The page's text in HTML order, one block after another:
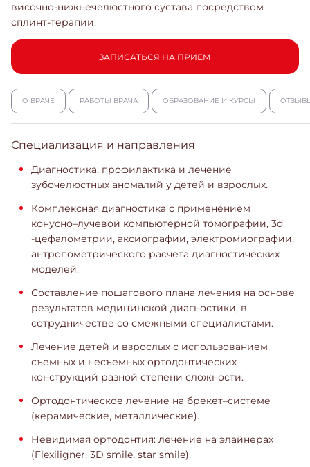
височно-нижнечелюстного сустава посредством
сплинт-терапии.
ЗАПИСАТЬСЯ НА ПРИЕМ
О ВРАЧЕ РАБОТЫ ВРАЧА ОБРАЗОВАНИЕ И КУРСЫ
Специализация и направления
Диагностика, профилактика и лечение
зубочелюстных аномалий у детей и взрослых.
Комплексная диагностика с применением
конусно–лучевой компьютерной томографии, 3d
-цефалометрии, аксиографии, электромиографии,
антропометрического расчета диагностических
моделей.
Составление пошагового плана лечения на основе
результатов медицинской диагностики, в
сотрудничестве со смежными специалистами.
Лечение детей и взрослых с использованием
съемных и несъемных ортодонтических
конструкций разной степени сложности.
Ортодонтическое лечение на брекет–системе
(керамические, металлические).
Невидимая ортодонтия: лечение на элайнерах
(Flexiligner, 3D smile, star smile).